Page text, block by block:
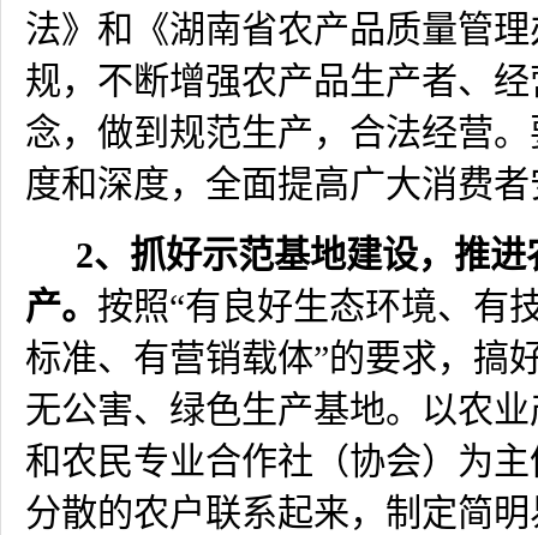
法》和《湖南省农产品质量管
规，不断增强农产品生产者、
念，做到规范生产，合法经营
度和深度，全面提高广大消费
2、 抓好示范基地建设，推
产。 按照“有良好生态环境、有
标准、有营销载体”的要求，搞
无公害、绿色生产基地。以农
和农民专业合作社（协会）为
分散的农户联系起来，制定简